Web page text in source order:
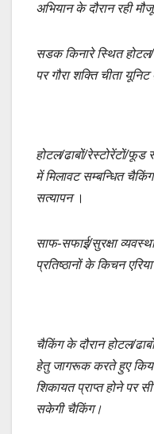
अभियान के दौरान रही
सडक किनारे स्थित होटल/
पर गौरा शक्ति चीता
होटल/ढाबों/रेस्टोरेंटों/फूड
में मिलावट सम्बन्धित
सत्यापन।
साफ-सफाई/सुरक्षा
प्रतिष्ठानों के किचन
चैकिंग के दौरान होटल/
हेतु जागरूक करते हुए
शिकायत प्राप्त होने पर
सकेगी चैकिंग।